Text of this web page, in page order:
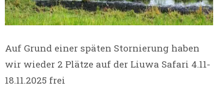
Auf Grund einer späten Stornierung haben
wir wieder 2 Plätze auf der Liuwa Safari 4.11-
18.11.2025 frei